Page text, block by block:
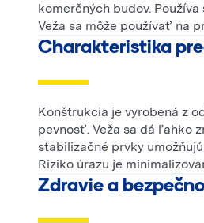
komerčných budov.
Veža sa môže používať na
Charakteristika
Konštrukcia je vyrobená z
pevnosť. Veža sa dá ľahko
stabilizačné prvky
Riziko úrazu je
Zdravie a